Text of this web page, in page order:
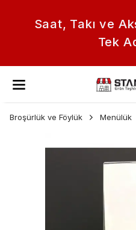
Saat, Takı ve
Tek
Broşürlük ve Föylük Menülük